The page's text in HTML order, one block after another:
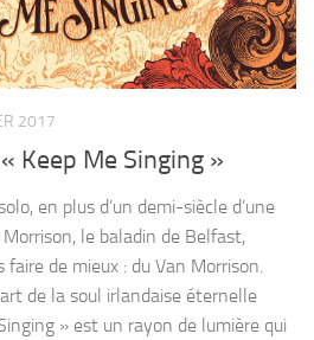
2017
Keep Me Singing »
en plus d’un demi-siècle d’une
le baladin de Belfast,
faire de mieux : du Van Morrison.
de la soul irlandaise éternelle
» est un rayon de lumière qui